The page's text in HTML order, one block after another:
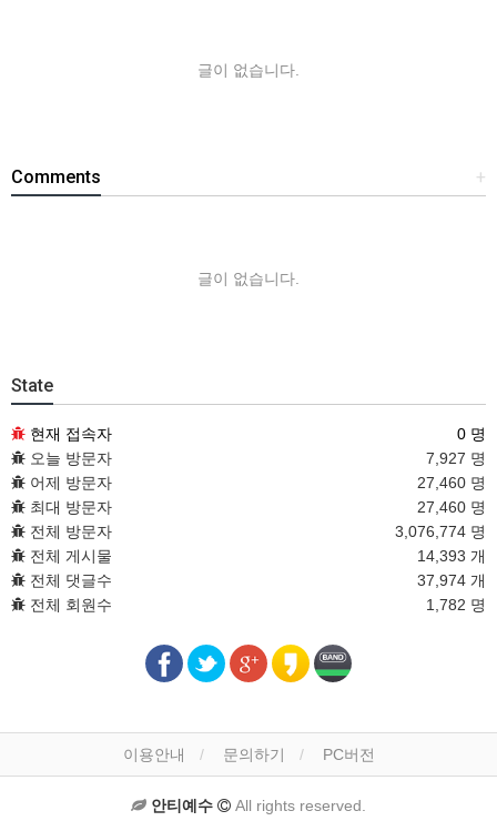
글이 없습니다.
+
Comments
글이 없습니다.
State
현재 접속자
0 명
오늘 방문자
7,927 명
어제 방문자
27,460 명
최대 방문자
27,460 명
전체 방문자
3,076,774 명
전체 게시물
14,393 개
전체 댓글수
37,974 개
전체 회원수
1,782 명
이용안내 문의하기 PC버전
안티예수 All rights reserved.